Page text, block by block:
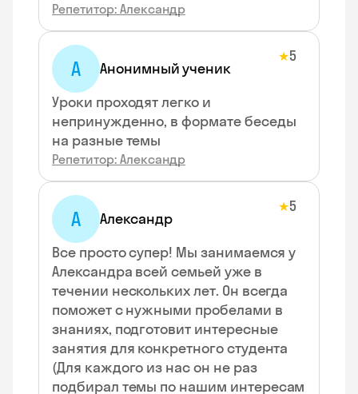
Репетитор: Александр
А Анонимный ученик
★5
Уроки проходят легко и
непринужденно, в формате беседы
на разные темы
Репетитор: Александр
А Александр
★5
Все просто супер! Мы занимаемся у
Александра всей семьей уже в
течении нескольких лет. Он всегда
поможет с нужными пробелами в
знаниях, подготовит интересные
занятия для конкретного студента
(Для каждого из нас он не раз
подбирал темы по нашим интересам